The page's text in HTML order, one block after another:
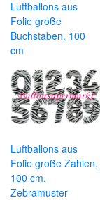
Luftballons aus
Folie große
Buchstaben, 100
cm
Luftballons aus
Folie große Zahlen,
100 cm,
Zebramuster